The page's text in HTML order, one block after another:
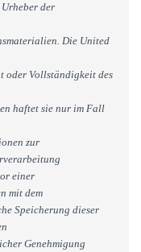
der
Die United
oder Vollständigkeit des
haftet sie nur im Fall
zur
einer
mit dem
Speicherung dieser
Genehmigung